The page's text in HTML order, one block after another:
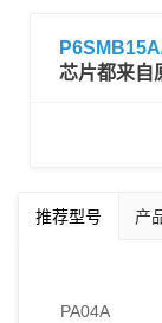
芯片都来自
推荐型号 产
PA04A